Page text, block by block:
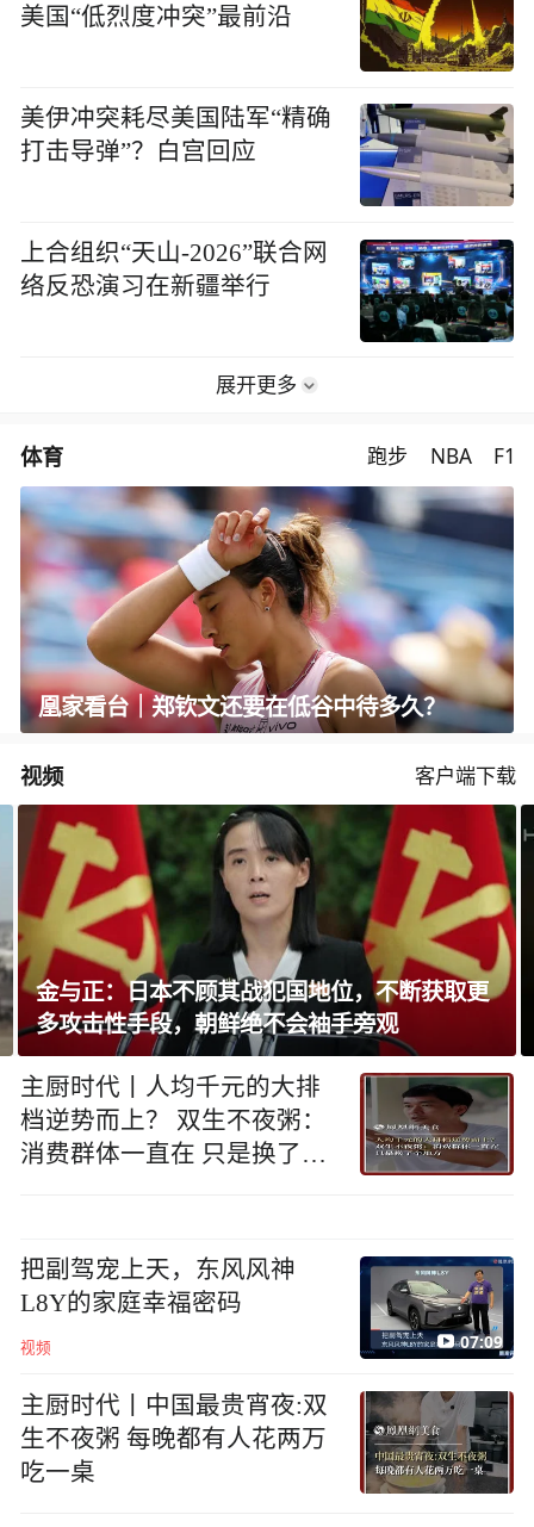
美国“低烈度冲突”最前沿
美伊冲突耗尽美国陆军“精确
打击导弹”？白宫回应
上合组织“天山-2026”联合网
络反恐演习在新疆举行
展开更多
体育 跑步 NBA F1
凰家看台｜郑钦文还要在低谷中待多久？
视频 客户端下载
加拿大不列颠省山火致逾8千人撤离
主厨时代丨人均千元的大排
档逆势而上？ 双生不夜粥：
消费群体一直在 只是换了个
把副驾宠上天，东风风神
L8Y的家庭幸福密码
视频 07:09
主厨时代丨中国最贵宵夜:双
生不夜粥 每晚都有人花两万
吃一桌